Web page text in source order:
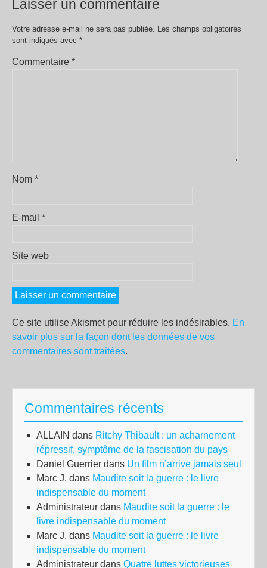
Laisser un commentaire
Votre adresse e-mail ne sera pas publiée. Les champs obligatoires
sont indiqués avec *
Commentaire *
Nom *
E-mail *
Site web
Ce site utilise Akismet pour réduire les indésirables. En
savoir plus sur la façon dont les données de vos
commentaires sont traitées.
Commentaires récents
ALLAIN dans Ritchy Thibault : un acharnement
répressif, symptôme de la fascisation du pays
Daniel Guerrier dans Un film n’arrive jamais seul
Marc J. dans Maudite soit la guerre : le livre
indispensable du moment
Administrateur dans Maudite soit la guerre : le
livre indispensable du moment
Marc J. dans Maudite soit la guerre : le livre
indispensable du moment
Administrateur dans Quatre luttes victorieuses